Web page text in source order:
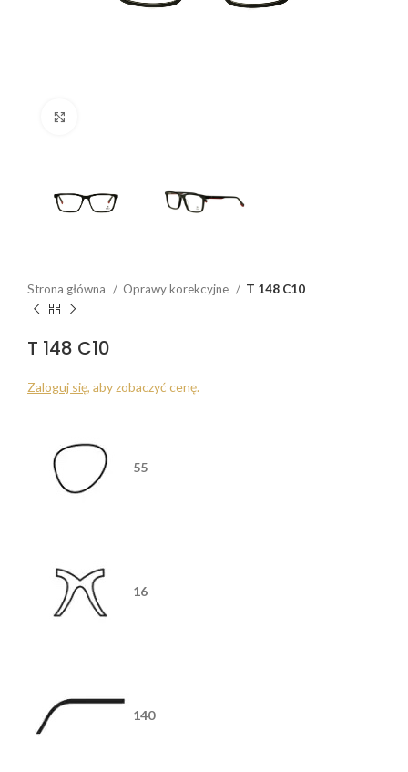
Strona główna Oprawy korekcyjne T 148 C10
T 148 C10
Zaloguj się, aby zobaczyć cenę.
55
16
140